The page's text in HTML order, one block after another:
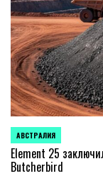
ОПУБЛИКОВАНО
В
АВСТРАЛИЯ
Element 25
Butcherbird